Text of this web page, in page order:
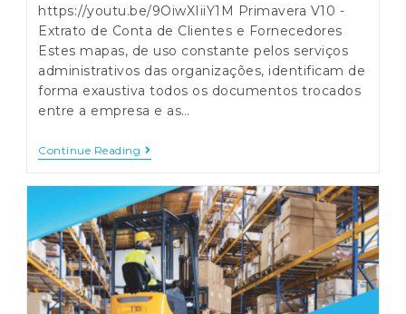
https://youtu.be/9OiwXIiiY1M Primavera V10 -
Extrato de Conta de Clientes e Fornecedores
Estes mapas, de uso constante pelos serviços
administrativos das organizações, identificam de
forma exaustiva todos os documentos trocados
entre a empresa e as…
Continue Reading Primavera
V10
Extrato
De
Conta
De
Clientes
E
Fornecedores